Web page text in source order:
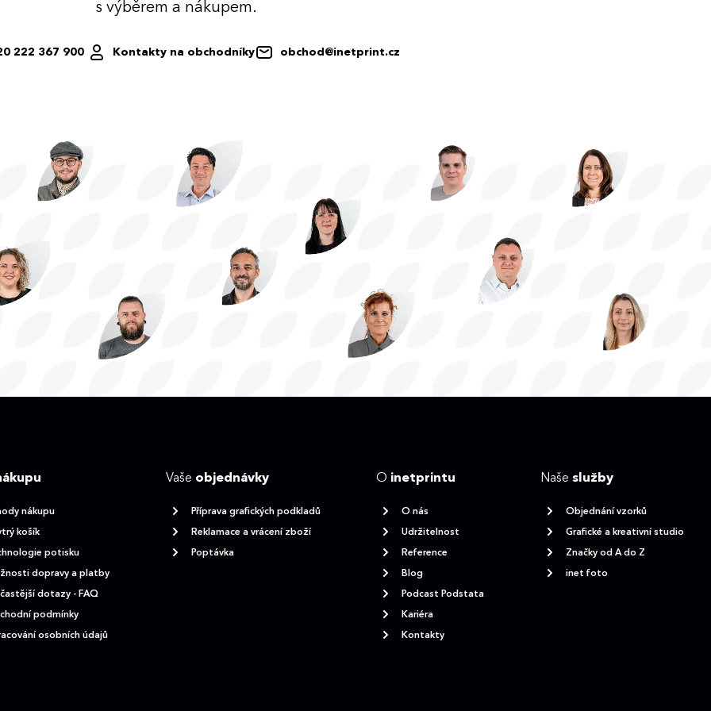
s výběrem a nákupem.
222 367 900 Kontakty na obchodníky obchod@inetprint.cz
nákupu
košík
potisku
dopravy a platby
dotazy - FAQ
podmínky
osobních údajů
Vaše objednávky
Příprava grafických podkladů
Reklamace a vrácení zboží
Poptávka
O inetprintu
O nás
Udržitelnost
Reference
Blog
Podcast Podstata
Kariéra
Kontakty
Naše služby
Objednání vzorků
Grafické a kreativní studio
Značky od A do Z
inet foto